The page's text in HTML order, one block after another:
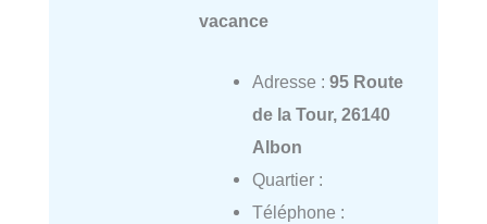
vacance
Adresse : 95 Route
de la Tour, 26140
Albon
Quartier :
Téléphone :